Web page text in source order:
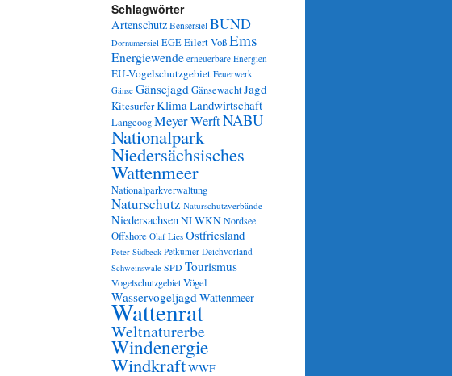
Schlagwörter
Artenschutz Bensersiel BUND
Dornumersiel EGEEilert VoßEms
Energiewende erneuerbare Energien
EU-Vogelschutzgebiet Feuerwerk
Gänse GänsejagdGänsewachtJagd
KitesurferKlimaLandwirtschaft
LangeoogMeyer WerftNABU
Nationalpark
Niedersächsisches
Wattenmeer
Nationalparkverwaltung
Naturschutz Naturschutzverbände
NiedersachsenNLWKNNordsee
Offshore Olaf Lies Ostfriesland
Peter Südbeck Petkumer Deichvorland
Schweinswale SPDTourismus
VogelschutzgebietVögel
WasservogeljagdWattenmeer
Wattenrat
Weltnaturerbe
Windenergie
WindkraftWWF